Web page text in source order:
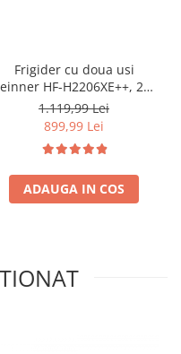
Frigider cu doua usi
HF-H2206XE++, 206
l, Clasa E, lumina LED, 3
rafturi de sticla, H 143 cm,
Inox
1.119,99 Lei
899,99 Lei
ADAUGA IN COS